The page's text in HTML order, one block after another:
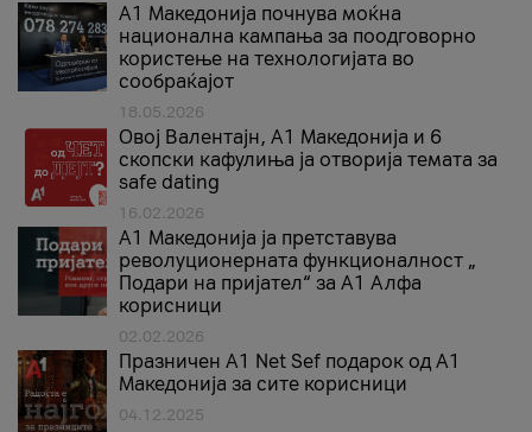
A1 Македонија почнува моќна
национална кампања за поодговорно
користење на технологијата во
сообраќајот
18.05.2026
Овој Валентајн, A1 Македонија и 6
скопски кафулиња ја отворија темата за
safe dating
16.02.2026
А1 Македонија ја претставува
револуционерната функционалност „
Подари на пријател“ за А1 Алфа
корисници
02.02.2026
Празничен A1 Net Sеf подарок од А1
Македонија за сите корисници
04.12.2025